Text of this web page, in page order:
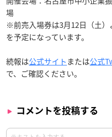
場
※前売入場券は3月12日（土
を予定になっています。
続報は公式サイトまたは公式
で、ご確認ください。
コメントを投稿する